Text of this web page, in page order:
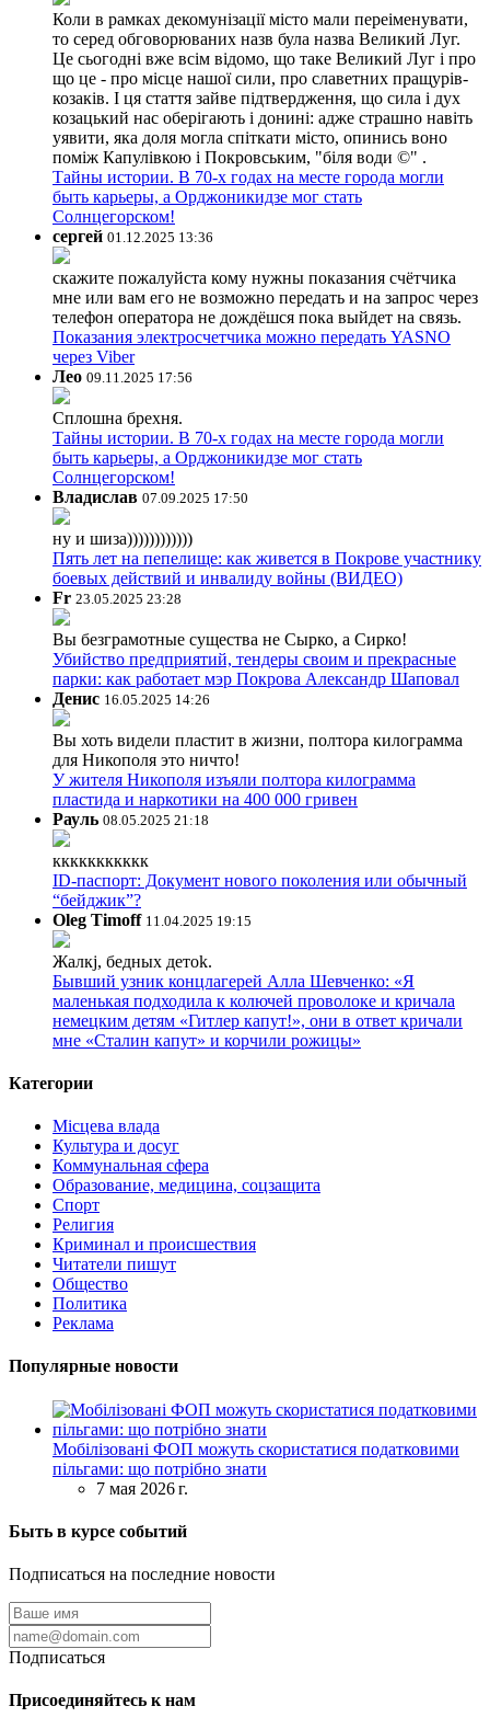
Коли в рамках декомунізації місто мали переіменувати,
то серед обговорюваних назв була назва Великий Луг.
Це сьогодні вже всім відомо, що таке Великий Луг і про
що це - про місце нашої сили, про славетних пращурів-
козаків. І ця стаття зайве підтвердження, що сила і дух
козацький нас оберігають і донині: адже страшно навіть
уявити, яка доля могла спіткати місто, опинись воно
поміж Капулівкою і Покровським, "біля води ©" .
Тайны истории. В 70-х годах на месте города могли
быть карьеры, а Орджоникидзе мог стать
Солнцегорском!
сергей 01.12.2025 13:36
скажите пожалуйста кому нужны показания счётчика
мне или вам его не возможно передать и на запрос через
телефон оператора не дождёшся пока выйдет на связь.
Показания электросчетчика можно передать YASNO
через Viber
Лео 09.11.2025 17:56
Сплошна брехня.
Тайны истории. В 70-х годах на месте города могли
быть карьеры, а Орджоникидзе мог стать
Солнцегорском!
Владислав 07.09.2025 17:50
ну и шиза))))))))))))
Пять лет на пепелище: как живется в Покрове участнику
боевых действий и инвалиду войны (ВИДЕО)
Fr 23.05.2025 23:28
Вы безграмотные существа не Сырко, а Сирко!
Убийство предприятий, тендеры своим и прекрасные
парки: как работает мэр Покрова Александр Шаповал
Денис 16.05.2025 14:26
Вы хоть видели пластит в жизни, полтора килограмма
для Никополя это ничто!
У жителя Никополя изъяли полтора килограмма
пластида и наркотики на 400 000 гривен
Рауль 08.05.2025 21:18
ккккккккккк
ID-паспорт: Документ нового поколения или обычный
“бейджик”?
Oleg Timoff 11.04.2025 19:15
Жалкj, бедных детok.
Бывший узник концлагерей Алла Шевченко: «Я
маленькая подходила к колючей проволоке и кричала
немецким детям «Гитлер капут!», они в ответ кричали
мне «Сталин капут» и корчили рожицы»
Категории
Місцева влада
Культура и досуг
Коммунальная сфера
Образование, медицина, соцзащита
Спорт
Религия
Криминал и происшествия
Читатели пишут
Общество
Политика
Реклама
Популярные новости
Мобілізовані ФОП можуть скористатися податковими
пільгами: що потрібно знати
7 мая 2026 г.
Быть в курсе событий
Подписаться на последние новости
Подписаться
Присоединяйтесь к нам